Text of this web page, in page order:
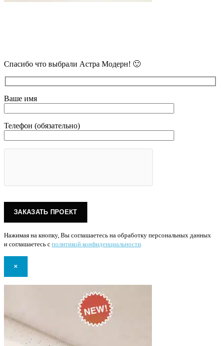
Спасибо что выбрали Астра Модерн! 🙂
Ваше имя
Телефон (обязательно)
Нажимая на кнопку, Вы соглашаетесь на обработку персональных данных
и соглашаетесь с политикой конфиденциальности
×